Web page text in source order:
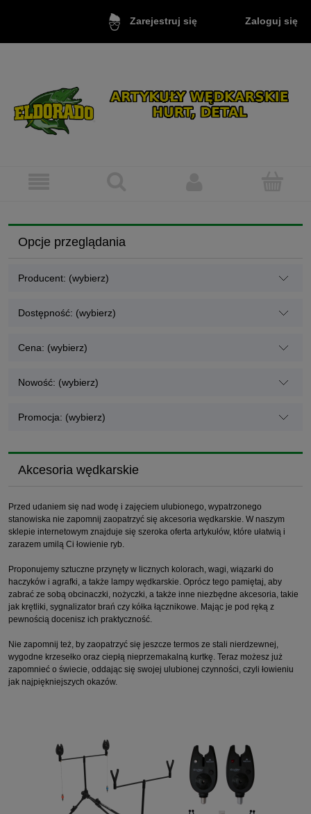
Zarejestruj się Zaloguj się
Opcje przeglądania
Producent: (wybierz)
Dostępność: (wybierz)
Cena: (wybierz)
Nowość: (wybierz)
Promocja: (wybierz)
Akcesoria wędkarskie
Przed udaniem się nad wodę i zajęciem ulubionego, wypatrzonego
stanowiska nie zapomnij zaopatrzyć się akcesoria wędkarskie. W naszym
sklepie internetowym znajduje się szeroka oferta artykułów, które ułatwią i
zarazem umilą Ci łowienie ryb.
Proponujemy sztuczne przynęty w licznych kolorach, wagi, wiązarki do
haczyków i agrafki, a także lampy wędkarskie. Oprócz tego pamiętaj, aby
zabrać ze sobą obcinaczki, nożyczki, a także inne niezbędne akcesoria, takie
jak krętliki, sygnalizator brań czy kółka łącznikowe. Mając je pod ręką z
pewnością docenisz ich praktyczność.
Nie zapomnij też, by zaopatrzyć się jeszcze termos ze stali nierdzewnej,
wygodne krzesełko oraz ciepłą nieprzemakalną kurtkę. Teraz możesz już
zapomnieć o świecie, oddając się swojej ulubionej czynności, czyli łowieniu
jak najpiękniejszych okazów.